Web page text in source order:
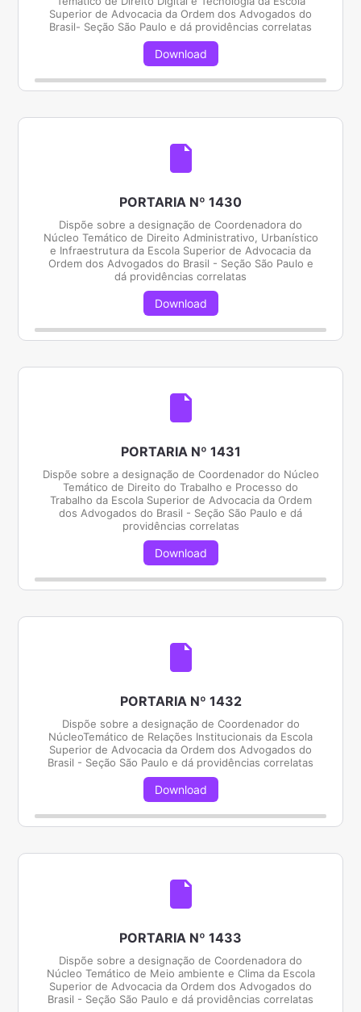
Superior de Advocacia da Ordem dos Advogados do
Brasil- Seção São Paulo e dá providências correlatas
Download
PORTARIA Nº 1430
Dispõe sobre a designação de Coordenadora do
Núcleo Temático de Direito Administrativo, Urbanístico
e Infraestrutura da Escola Superior de Advocacia da
Ordem dos Advogados do Brasil - Seção São Paulo e
dá providências correlatas
Download
PORTARIA Nº 1431
Dispõe sobre a designação de Coordenador do Núcleo
Temático de Direito do Trabalho e Processo do
Trabalho da Escola Superior de Advocacia da Ordem
dos Advogados do Brasil - Seção São Paulo e dá
providências correlatas
Download
PORTARIA Nº 1432
Dispõe sobre a designação de Coordenador do
NúcleoTemático de Relações Institucionais da Escola
Superior de Advocacia da Ordem dos Advogados do
Brasil - Seção São Paulo e dá providências correlatas
Download
PORTARIA Nº 1433
Dispõe sobre a designação de Coordenadora do
Núcleo Temático de Meio ambiente e Clima da Escola
Superior de Advocacia da Ordem dos Advogados do
Brasil - Seção São Paulo e dá providências correlatas